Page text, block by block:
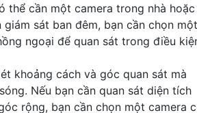
thể cần một camera trong nhà hoặc
sát ban đêm, bạn cần chọn một
ngoại để quan sát trong điều
khoảng cách và góc quan sát mà
Nếu bạn cần quan sát diện tích
rộng, bạn cần chọn một camera